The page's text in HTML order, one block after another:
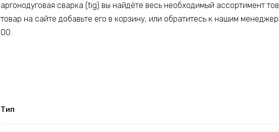
аргонодуговая сварка (tig) вы найдёте весь необходимый ассортимент
товар на сайте добавьте его в корзину, или обратитесь к нашим
00.
Тип